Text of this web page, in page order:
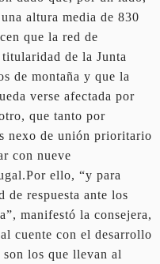
altura media de 830
que la red de
de la Junta
de montaña y que la
verse afectada por
que tanto por
nexo de unión prioritario
con nueve
ello, “y para
de respuesta ante los
manifestó la consejera,
cuente con el desarrollo
los que llevan al